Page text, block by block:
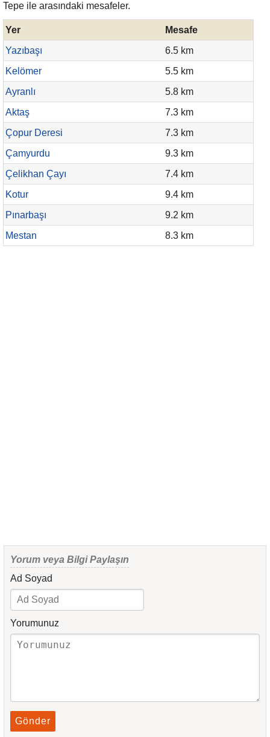
Tepe ile arasındaki mesafeler.
Yer
Mesafe
Yazıbaşı
6.5 km
Kelömer
5.5 km
Ayranlı
5.8 km
Aktaş
7.3 km
Çopur Deresi
7.3 km
Çamyurdu
9.3 km
Çelikhan Çayı
7.4 km
Kotur
9.4 km
Pınarbaşı
9.2 km
Mestan
8.3 km
Yorum veya Bilgi Paylaşın
Ad Soyad
Yorumunuz
Gönder